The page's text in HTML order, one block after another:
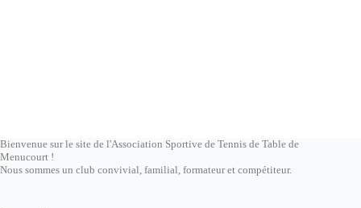
Bienvenue sur le site de l'Association Sportive de Tennis de Table de
Menucourt !
Nous sommes un club convivial, familial, formateur et compétiteur.